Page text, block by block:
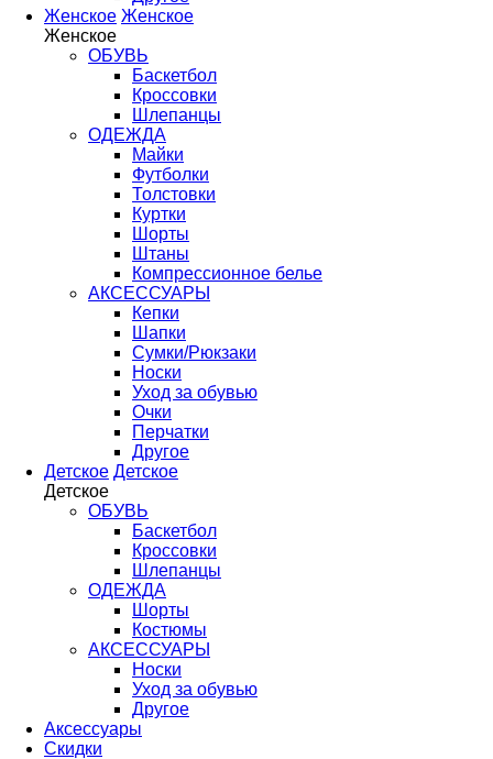
Женское Женское
Женское
ОБУВЬ
Баскетбол
Кроссовки
Шлепанцы
ОДЕЖДА
Майки
Футболки
Толстовки
Куртки
Шорты
Штаны
Компрессионное белье
АКСЕССУАРЫ
Кепки
Шапки
Сумки/Рюкзаки
Носки
Уход за обувью
Очки
Перчатки
Другое
Детское Детское
Детское
ОБУВЬ
Баскетбол
Кроссовки
Шлепанцы
ОДЕЖДА
Шорты
Костюмы
АКСЕССУАРЫ
Носки
Уход за обувью
Другое
Аксессуары
Скидки